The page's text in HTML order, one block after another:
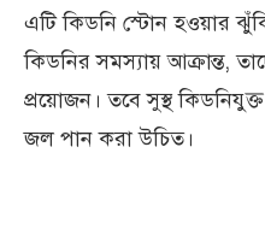
এটি কিডনি স্টোন হওয়ার
কিডনির সমস্যায় আক্রান্ত,
প্রয়োজন। তবে সুস্থ
জল পান করা উচিত।